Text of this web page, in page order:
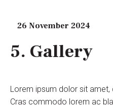
26 November 2024
5. Gallery
Lorem ipsum dolor sit
Cras commodo lorem ac